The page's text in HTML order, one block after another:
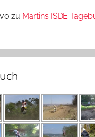
zu Martins ISDE